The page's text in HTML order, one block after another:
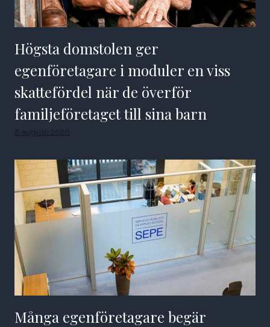
Högsta domstolen ger
egenföretagare i moduler en viss
skattefördel när de överför
familjeföretaget till sina barn
6 augusti 2026
Många egenföretagare begär